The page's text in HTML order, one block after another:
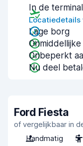
In de terminal
Locatiedetails
Lage borg
Onbeperkt
Nu deel
Ford Fiesta
of vergelijkbaar in
Handmatig
5